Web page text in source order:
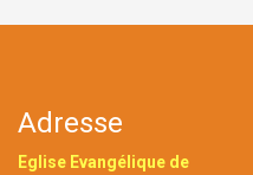
Adresse
Eglise Evangélique de